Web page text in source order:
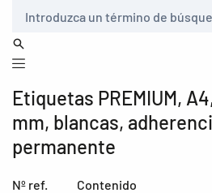
Etiquetas PREMIUM,
mm, blancas,
permanente
Nº ref.
Contenido